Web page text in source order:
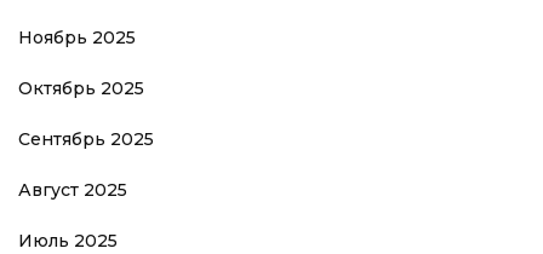
Ноябрь 2025
Октябрь 2025
Сентябрь 2025
Август 2025
Июль 2025